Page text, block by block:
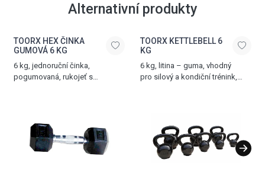
Alternativní produkty
TOORX HEX ČINKA
GUMOVÁ 6 KG
6 kg, jednoruční činka,
pogumovaná, rukojeť s
TOORX KETTLEBELL 6
KG
6 kg, litina – guma, vhodný
pro silový a kondiční trénink,